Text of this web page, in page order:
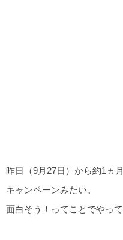
昨日（9月27日）から約1ヵ
キャンペーンみたい。
面白そう！ってことでやって